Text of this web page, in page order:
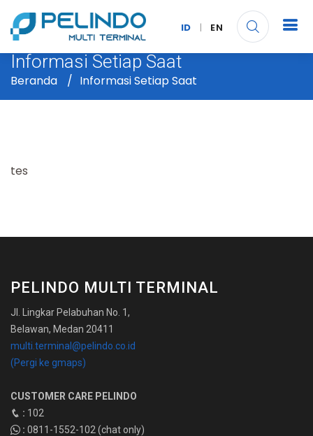
ID | EN
Informasi Setiap Saat
Beranda Informasi Setiap Saat
tes
PELINDO MULTI TERMINAL
Jl. Lingkar Pelabuhan No. 1,
Belawan, Medan 20411
multi.terminal@pelindo.co.id
(Pergi ke gmaps)
CUSTOMER CARE PELINDO
: 102
: 0811-1552-102 (chat only)